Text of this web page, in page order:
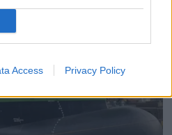
Access Privacy Policy